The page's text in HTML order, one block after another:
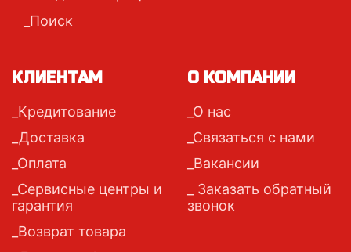
Поиск
КЛИЕНТАМ
Кредитование
Доставка
Оплата
Сервисные центры и
гарантия
Возврат товара
О КОМПАНИИ
О нас
Связаться с нами
Вакансии
Заказать обратный
звонок